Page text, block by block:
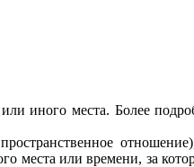
иного места. Более
места или времени, за